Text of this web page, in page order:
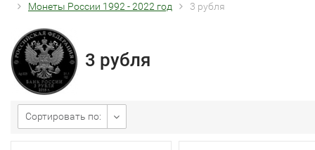
Монеты России 1992 - 2022 год
3 рубля
3 рубля
Сортировать по: